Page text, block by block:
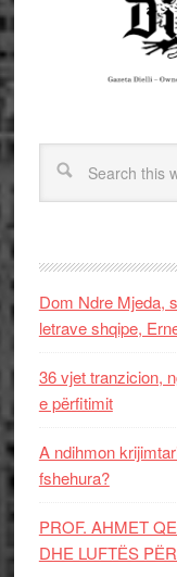
Dom Ndre Mjeda,
letrave shqipe,
36 vjet tranzicion,
e përfitimit
A ndihmon
fshehura?
PROF. AHMET
DHE LUFTЁS